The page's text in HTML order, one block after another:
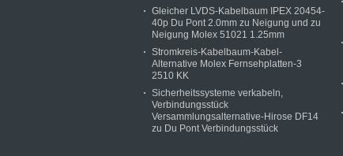
Gleicher LVDS-Kabelbaum IPEX 20454-
40p Du Pont 2.0mm zu Neigung und zu
Neigung Molex 51021 1.25mm
Stromkreis-Kabelbaum-Kabel-
Alternative Molex Fernsehplatten-3
2510 KK
Sicherheitssysteme verkabeln,
Verbindungsstück
Versammlungsalternative-Hirose DF14
zu Du Pont Verbindungsstück